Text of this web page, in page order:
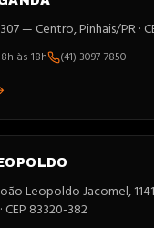
— Centro, Pinhais/PR ·
às 18h
(41) 3097-7850
Leopoldo Jacomel,
CEP 83320-382